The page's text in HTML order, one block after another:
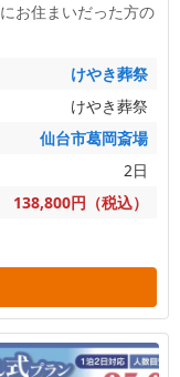
にお住まいだった方の
けやき葬祭
けやき葬祭
仙台市葛岡斎場
2日
138,800円（税込）